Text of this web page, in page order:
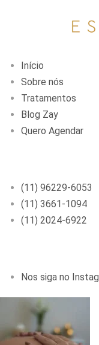
Início
Sobre nós
Tratamentos
Blog Zay
Quero Agendar
(11) 96229-6053
(11) 3661-1094
(11) 2024-6922
Nos siga no